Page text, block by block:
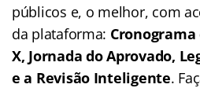
públicos e, o melhor, com
da plataforma: Cronograma
X, Jornada do Aprovado,
e a Revisão Inteligente.